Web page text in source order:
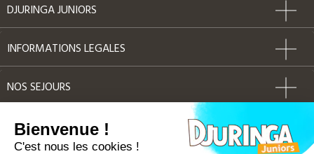
DJURINGA JUNIORS
INFORMATIONS LEGALES
NOS SEJOURS
AUTRES
Bienvenue !
C'est nous les cookies !